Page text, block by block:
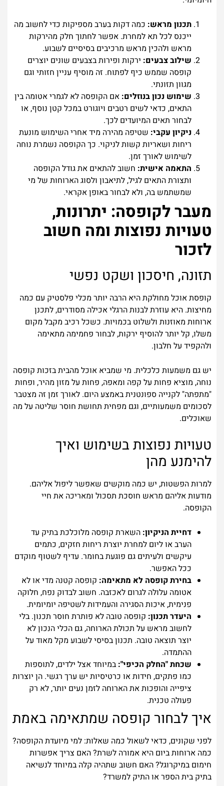
תכנון מראש: כמה דקות בערב מספיקות כדי לחשוב מה
ייכנס לכל תא למחרת. אפשר לחתוך חלק מהירקות
מראש ולהכין מראש מרכיבים בסיסיים לשבוע.
שילוב צבעים: ירקות ופירות בצבעים שונים יוצרים
קופסה שממש כיף לפתוח. זה מוסיף עניין חזותי וגם
מגוון תזונתי.
שימוש נכון בנוזלים: אם הקופסה לא לגמרי אטומה בין
התאים, כדאי לשים רטבים ויוגורט במכל קטן נוסף, או
לבחור תאים המיועדים לכך.
ניקיון עקבי: שטיפה מהירה מיד אחרי השימוש מונעת
ריחות ושאריות קשות לניקוי. כך הקופסה נשמרת נוחה
לשימוש לאורך זמן.
התאמה אישית: חשוב להתאים את גודל הקופסה
ותצורת התאים לגיל, לתיאבון ולסוג הארוחות של מי
שמשתמש בה, ולא לבחור באופן אקראי.
מעבר לקופסה: יתרונות,
טעויות נפוצות ומה חשוב
לזכור
תזונה, חיסכון ושקט נפשי
קופסת אוכל מחולקת היא הרבה יותר מכלי פלסטיק עם כמה
מחיצות. היא עוזרת לבנות הרגלי אכילה מסודרים, לתכנן
ארוחות מאוזנות ולשלוט בכמויות. כשכל רכיב מקבל מקום
משלו, קל יותר להוסיף ירקות, לבחור פחמימה מתאימה
ולהקפיד על חלבון.
יש גם משמעות כלכלית. מי שמביא אוכל מהבית בזכות קופסה
נוחה, מוציא פחות על קפה ומאפה, פחות על מזון מהיר, ופחות
"מתפתה" לקנייה ספונטנית באמצע היום. לאורך זמן זה מצטבר
לסכומים משמעותיים, וגם מפחית תחושת חוסר שליטה על מה
שאוכלים.
טעויות נפוצות בשימוש ואיך
להימנע מהן
למרות הפשטות, יש כמה מוקשים שאפשר ליפול אליהם.
מודעות אליהם מראש חוסכת תסכול ומאריכה את חיי
הקופסה.
דחיית הניקיון: השארת קופסה מלוכלכת בתיק עד
הערב או ליום למחרת יוצרת ריחות חזקים, כתמים
עיקשים ולעיתים גם פוגעת בחומר. עדיף לשטוף מוקדם
ככל האפשר.
בחירת קופסה לא מתאימה: קופסה קטנה מדי או לא
אטומה עלולה לגרום לאכזבה. חשוב לבדוק נפח, חלוקה
פנימית, איכות הסגירה והעמידות לשטיפה יומיומית.
היעדר תכנון: קופסה טובה לא פותרת חוסר תכנון. בלי
לחשוב מראש על תכולת הארוחה, גם הכלי הנכון לא
יוצר תוצאה טובה. תכנון בסיסי לשבוע מקל מאוד על
ההתמדה.
שכחת "החלק הכיפי": במיוחד אצל ילדים, לתוספות
כמו פתקים, חידות או כרטיסיות יש ערך רגשי. הן יוצרות
ציפייה והופכות את הארוחה לזמן נעים יותר, לא רק
פעולה טכנית.
איך לבחור קופסה שמתאימה באמת
לפני שקונים, כדאי לשאול כמה שאלות: למי מיועדת הקופסה?
כמה ארוחות ביום היא אמורה לשרת? האם צריך אפשרות
חימום במיקרוגל? האם חשוב שתהיה קלה במיוחד לנשיאה
בתיק בית הספר או התיק למשרד?